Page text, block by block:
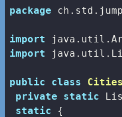
package
import
import
public class
private
static
static {